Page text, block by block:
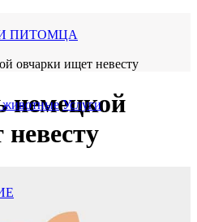
ПИТОМЦА
животные Услуги
овчарки ищет невесту
немецкой